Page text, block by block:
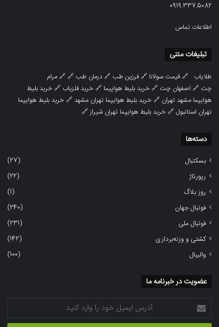
0919.337.5082
اطلاعات تماس
تبلیغات متنی
طلایاب 🔗قیمت سولانا 🔗فرزین طب 🔗درمان طب 🔗 🔗مرام
چت 🔗 اصفهان چت 🔗خرید بلیط هواپیما 🔗خرید فلزیاب 🔗خرید بلیط
هوایپما مشهد تهران 🔗خرید بلیط هوایپما تهران مشهد🔗خرید بلیط هوایپما
تهران استانبول🔗خرید بلیط هوایپما تهران شیراز🔗
دسته‌ها
بسکتبال
(27)
رپورتاژ
(22)
روز بلاگ
(1)
فوتبال جهان
(240)
فوتبال ملی
(231)
کشتی و وزنه‌برداری
(142)
والیبال
(100)
عضویت در خبرنامه ما
آدرس
ایمیل
خود